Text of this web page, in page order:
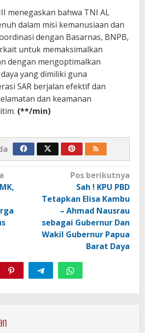
menegaskan bahwa TNI AL
dalam misi kemanusiaan dan
dengan Basarnas, BNPB,
untuk memaksimalkan
dengan mengoptimalkan
yang dimiliki guna
SAR berjalan efektif dan
dan keamanan
(**/min)
Pos berikutnya
Sah ! KPU PBD
Tetapkan Elisa Kambu
– Ahmad Nausrau
sebagai Gubernur Dan
Wakil Gubernur Papua
Barat Daya